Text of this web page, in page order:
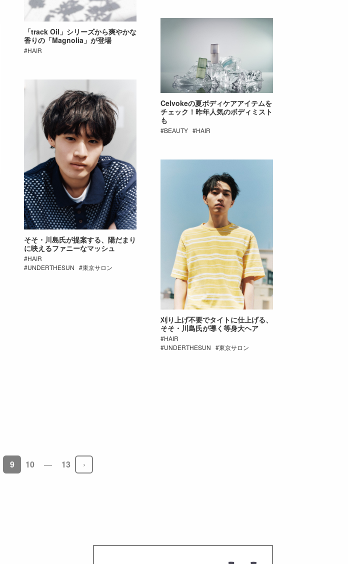
「track Oil」シリーズから爽やかな
香りの「Magnolia」が登場
HAIR
Celvokeの夏ボディケアアイテムを
チェック！昨年人気のボディミスト
も
BEAUTY HAIR
そそ・川島氏が提案する、陽だまり
に映えるファニーなマッシュ
HAIR
UNDERTHESUN
東京サロン
刈り上げ不要でタイトに仕上げる、
そそ・川島氏が導く等身大ヘア
HAIR
UNDERTHESUN
東京サロン
9 10 13